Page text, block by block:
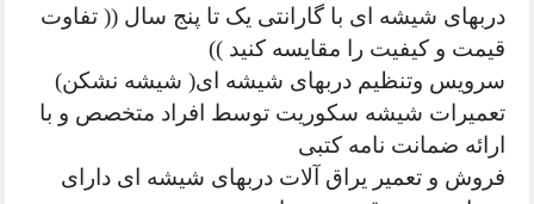
دربهای شیشه ای با گارانتی یک تا پنج سال (( تفاوت
قیمت و کیفیت را مقایسه کنید ))
سرویس وتنظیم دربهای شیشه ای( شیشه نشکن)
تعمیرات شیشه سکوریت توسط افراد متخصص و با
ارائه ضمانت نامه کتبی
فروش و تعمیر یراق آلات دربهای شیشه ای دارای